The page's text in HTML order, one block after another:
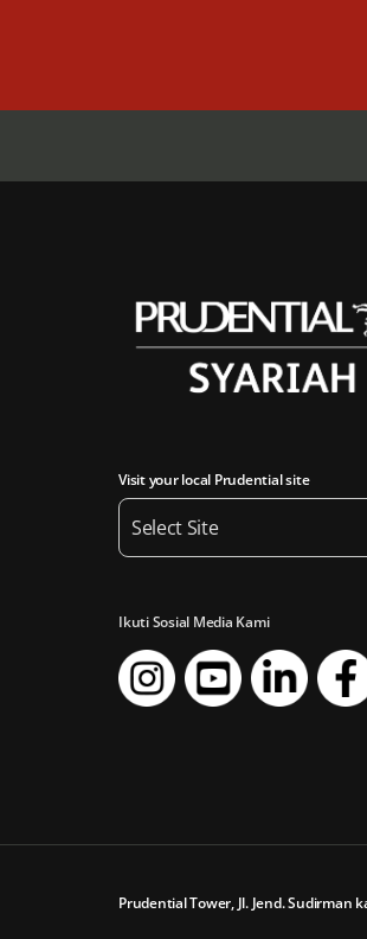
Visit your local Prudential site
Select Site
Ikuti Sosial Media Kami
Prudential Tower, Jl. Jend. Sudirman